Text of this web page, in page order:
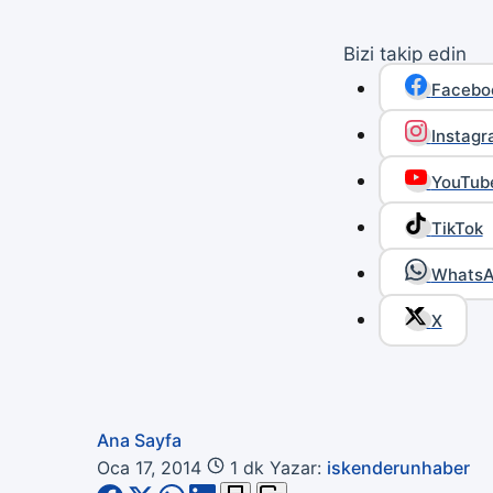
Bizi takip edin
TikTok
X
Ana Sayfa
Oca 17, 2014
1 dk Yazar: iskenderunhaber